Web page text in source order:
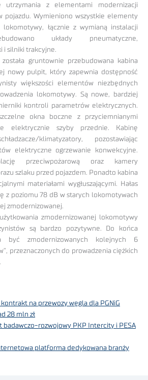
utrzymania z elementami modernizacji
pojazdu. Wymieniono wszystkie elementy
łącznie z wymianą instalacji
układy pneumatyczne,
i silniki trakcyjne.
gruntownie przebudowana kabina
nowy pulpit, który zapewnia dostępność
większości elementów niezbędnych
lokomotywy. Są nowe, bardziej
kontroli parametrów elektrycznych.
okna boczne z przyciemnianymi
elektrycznie szyby przednie. Kabinę
klimatyzatory, pozostawiając
elektryczne ogrzewanie konwekcyjne.
przeciwpożarową oraz kamery
szlaku przed pojazdem. Ponadto kabina
materiałami wygłuszającymi. Hałas
z poziomu 78 dB w starych lokomotywach
zmodernizowanej.
zmodernizowanej lokomotywy
są bardzo pozytywne. Do końca
być zmodernizowanych kolejnych 6
przeznaczonych do prowadzenia ciężkich
kontrakt na przewozy węgla dla PGNiG
28 mln zł
badawczo-rozwojowy PKP Intercity i PESA
platforma dedykowana branży